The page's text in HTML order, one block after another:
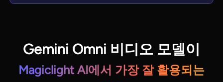
Gemini Omni 비디오 모델이
Magiclight AI에서 가장 잘 활용되는